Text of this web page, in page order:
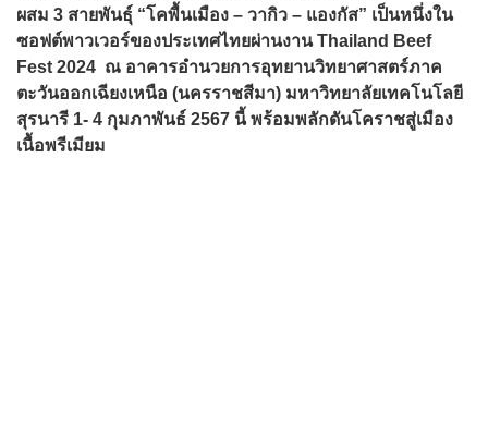
ผสม 3 สายพันธุ์ “โคพื้นเมือง – วากิว – แองกัส” เป็นหนึ่งใน
ซอฟต์พาวเวอร์ของประเทศไทยผ่านงาน Thailand Beef
Fest 2024 ณ อาคารอำนวยการอุทยานวิทยาศาสตร์ภาค
ตะวันออกเฉียงเหนือ (นครราชสีมา) มหาวิทยาลัยเทคโนโลยี
สุรนารี 1- 4 กุมภาพันธ์ 2567 นี้ พร้อมพลักดันโคราชสู่เมือง
เนื้อพรีเมียม